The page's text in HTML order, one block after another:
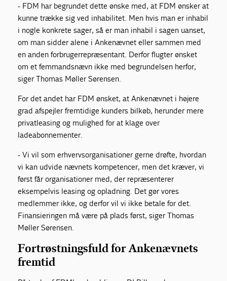
- FDM har begrundet dette ønske med, at FDM ønsker at
kunne trække sig ved inhabilitet. Men hvis man er inhabil
i nogle konkrete sager, så er man inhabil i sagen uanset,
om man sidder alene i Ankenævnet eller sammen med
en anden forbrugerrepræsentant. Derfor flugter ønsket
om et femmandsnævn ikke med begrundelsen herfor,
siger Thomas Møller Sørensen.
For det andet har FDM ønsket, at Ankenævnet i højere
grad afspejler fremtidige kunders bilkøb, herunder mere
privatleasing og mulighed for at klage over
ladeabonnementer.
- Vi vil som erhvervsorganisationer gerne drøfte, hvordan
vi kan udvide nævnets kompetencer, men det kræver, vi
først får organisationer med, der repræsenterer
eksempelvis leasing og opladning. Det gør vores
medlemmer ikke, og derfor vil vi ikke betale for det.
Finansieringen må være på plads først, siger Thomas
Møller Sørensen.
Fortrøstningsfuld for Ankenævnets
fremtid